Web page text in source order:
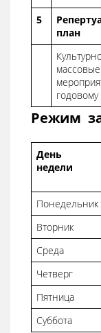
5
план
массовые
Режим
День
недели
Понедельник
Вторник
Среда
Четверг
Пятница
Суббота